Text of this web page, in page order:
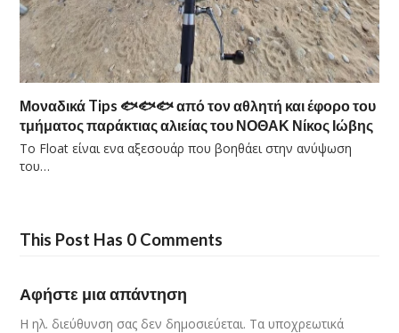
Μοναδικά Tips 🐟🐟🐟 από τον αθλητή και έφορο του
τμήματος παράκτιας αλιείας του ΝΟΘΑΚ Νίκος Ιώβης
Το Float είναι ενα αξεσουάρ που βοηθάει στην ανύψωση
του…
This Post Has 0 Comments
Αφήστε μια απάντηση
Η ηλ. διεύθυνση σας δεν δημοσιεύεται. Τα υποχρεωτικά